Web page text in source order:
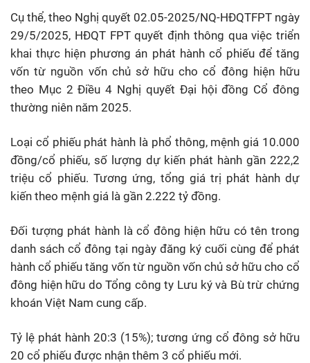
Cụ thể, theo Nghị quyết 02.05-2025/NQ-HĐQTFPT ngày
29/5/2025, HĐQT FPT quyết định thông qua việc triển
khai thực hiện phương án phát hành cổ phiếu để tăng
vốn từ nguồn vốn chủ sở hữu cho cổ đông hiện hữu
theo Mục 2 Điều 4 Nghị quyết Đại hội đồng Cổ đông
thường niên năm 2025.
Loại cổ phiếu phát hành là phổ thông, mệnh giá 10.000
đồng/cổ phiếu, số lượng dự kiến phát hành gần 222,2
triệu cổ phiếu. Tương ứng, tổng giá trị phát hành dự
kiến theo mệnh giá là gần 2.222 tỷ đồng.
Đối tượng phát hành là cổ đông hiện hữu có tên trong
danh sách cổ đông tại ngày đăng ký cuối cùng để phát
hành cổ phiếu tăng vốn từ nguồn vốn chủ sở hữu cho cổ
đông hiện hữu do Tổng công ty Lưu ký và Bù trừ chứng
khoán Việt Nam cung cấp.
Tỷ lệ phát hành 20:3 (15%); tương ứng cổ đông sở hữu
20 cổ phiếu được nhận thêm 3 cổ phiếu mới.